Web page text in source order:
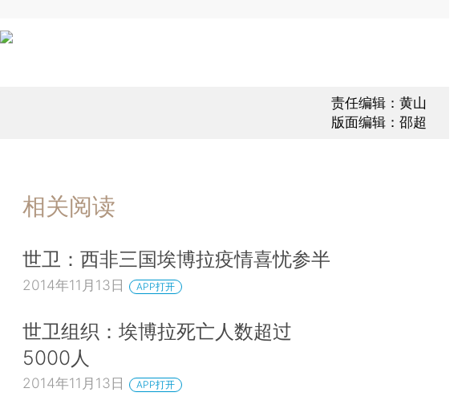
责任编辑：黄山
版面编辑：邵超
相关阅读
世卫：西非三国埃博拉疫情喜忧参半
2014年11月13日 APP打开
世卫组织：埃博拉死亡人数超过
5000人
2014年11月13日 APP打开